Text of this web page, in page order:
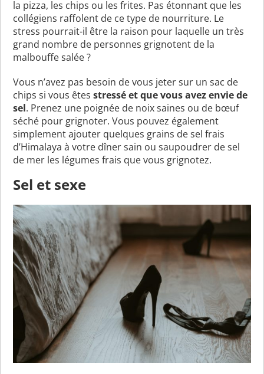
la pizza, les chips ou les frites. Pas étonnant que les
collégiens raffolent de ce type de nourriture. Le
stress pourrait-il être la raison pour laquelle un très
grand nombre de personnes grignotent de la
malbouffe salée ?
Vous n’avez pas besoin de vous jeter sur un sac de
chips si vous êtesstressé et que vous avez envie de
sel. Prenez une poignée de noix saines ou de bœuf
séché pour grignoter. Vous pouvez également
simplement ajouter quelques grains de sel frais
d’Himalaya à votre dîner sain ou saupoudrer de sel
de mer les légumes frais que vous grignotez.
Sel et sexe